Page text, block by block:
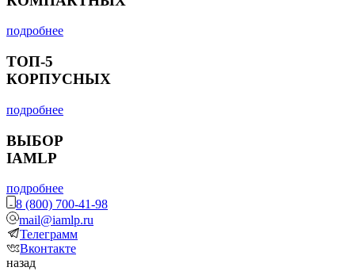
подробнее
ТОП-5
КОРПУСНЫХ
подробнее
ВЫБОР
IAMLP
подробнее
8 (800) 700-41-98
mail@iamlp.ru
Телеграмм
Вконтакте
назад